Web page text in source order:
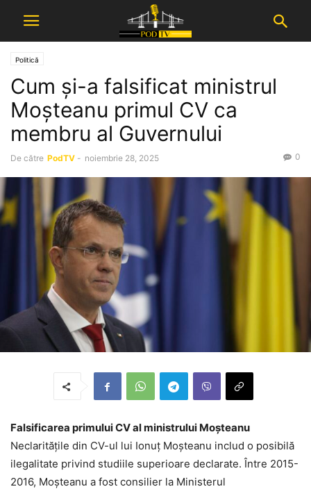
Politică
Cum și-a falsificat ministrul
Moșteanu primul CV ca
membru al Guvernului
De către PodTV - noiembrie 28, 2025 0
Falsificarea primului CV al ministrului Moșteanu
Neclaritățile din CV-ul lui Ionuț Moșteanu includ o posibilă
ilegalitate privind studiile superioare declarate. Între 2015-
2016, Moșteanu a fost consilier la Ministerul